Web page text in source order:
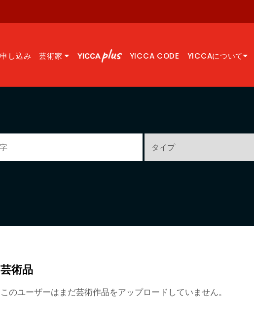
申し込み 芸術家 YICCA CODE YICCAについて
芸術品
このユーザーはまだ芸術作品をアップロードしていません。